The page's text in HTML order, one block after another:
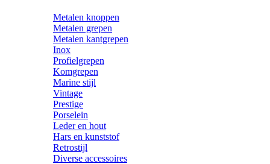
Metalen knoppen
Metalen grepen
Metalen kantgrepen
Inox
Profielgrepen
Komgrepen
Marine stijl
Vintage
Prestige
Porselein
Leder en hout
Hars en kunststof
Retrostijl
Diverse accessoires